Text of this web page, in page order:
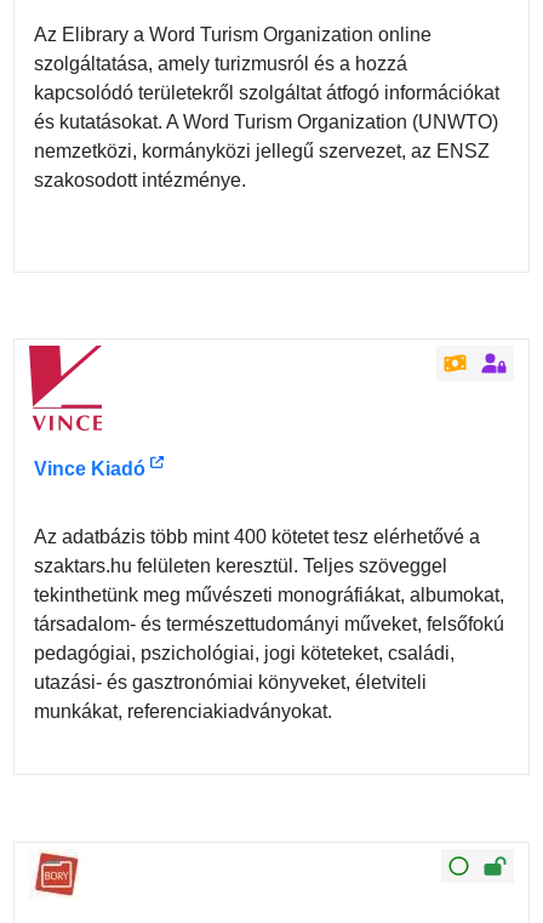
Az Elibrary a Word Turism Organization online
szolgáltatása, amely turizmusról és a hozzá
kapcsolódó területekről szolgáltat átfogó információkat
és kutatásokat. A Word Turism Organization (UNWTO)
nemzetközi, kormányközi jellegű szervezet, az ENSZ
szakosodott intézménye.
Vince Kiadó
Az adatbázis több mint 400 kötetet tesz elérhetővé a
szaktars.hu felületen keresztül. Teljes szöveggel
tekinthetünk meg művészeti monográfiákat, albumokat,
társadalom- és természettudományi műveket, felsőfokú
pedagógiai, pszichológiai, jogi köteteket, családi,
utazási- és gasztronómiai könyveket, életviteli
munkákat, referenciakiadványokat.